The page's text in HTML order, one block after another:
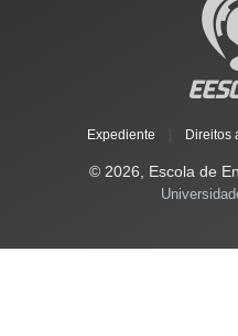
Expediente Direitos
© 2026, Escola de